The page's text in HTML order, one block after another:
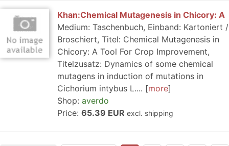
Khan:Chemical Mutagenesis in Chicory: A
Medium: Taschenbuch, Einband: Kartoniert /
Broschiert, Titel: Chemical Mutagenesis in
Chicory: A Tool For Crop Improvement,
Titelzusatz: Dynamics of some chemical
mutagens in induction of mutations in
Cichorium intybus L....
more
Shop: averdo
Price: 65.39 EUR excl. shipping